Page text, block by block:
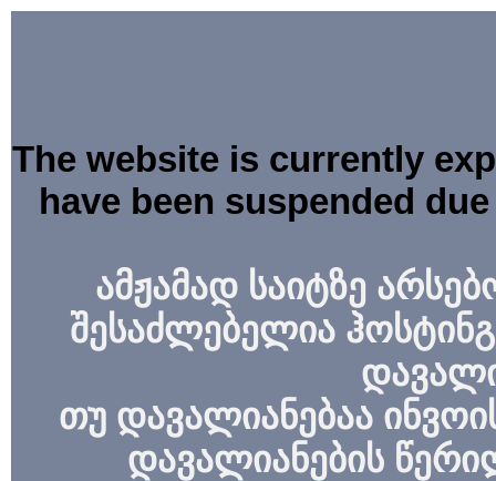
The website is currently
have been suspended
ამჟამად საიტზე
შესაძლებელია
თუ დავალიანებაა
დავალიანების